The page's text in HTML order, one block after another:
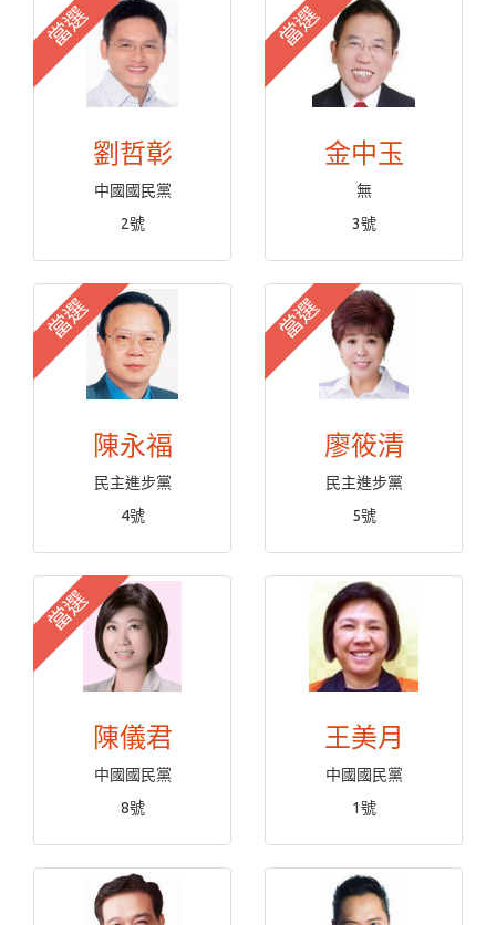
當選
劉哲彰
中國國民黨
2號
當選
金中玉
無
3號
當選
陳永福
民主進步黨
4號
當選
廖筱清
民主進步黨
5號
當選
陳儀君
中國國民黨
8號
王美月
中國國民黨
1號